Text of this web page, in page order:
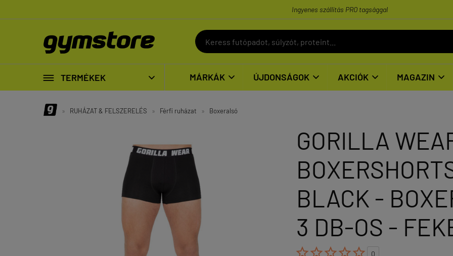
Ingyenes szállítás PRO tagsággal
 TERMÉKEK  MÁRKÁK  ÚJDONSÁGOK  AKCIÓK  MAGAZIN 
» RUHÁZAT & FELSZERELÉS » Férfi ruházat » Boxeralsó
GORILLA
BLACK -
3 DB-OS -

0